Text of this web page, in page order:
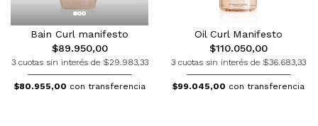
Bain Curl manifesto
$89.950,00
3 cuotas sin interés de $29.983,33
$80.955,00 con transferencia
Oil Curl Manifesto
$110.050,00
3 cuotas sin interés de $36.683,33
$99.045,00 con transferencia